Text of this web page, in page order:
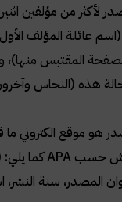
لأكثر من مؤلفين
(اسم عائلة المؤلف
المقتبس منها)،
هو موقع الكتروني
حسب APAكما
المصدر، سنة النشر،